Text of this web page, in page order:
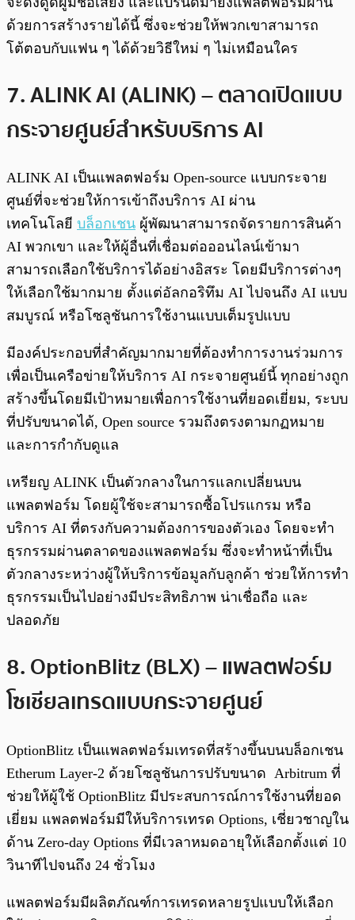
ด้วยการสร้างรายได้นี้ ซึ่งจะช่วยให้พวกเขาสามารถ
โต้ตอบกับแฟน ๆ ได้ด้วยวิธีใหม่ ๆ ไม่เหมือนใคร
7. ALINK AI (ALINK) – ตลาดเปิดแบบ
กระจายศูนย์สำหรับบริการ AI
ALINK AI เป็นแพลตฟอร์ม Open-source แบบกระจาย
ศูนย์ที่จะช่วยให้การเข้าถึงบริการ AI ผ่าน
เทคโนโลยี บล็อกเชน ผู้พัฒนาสามารถจัดรายการสินค้า
AI พวกเขา และให้ผู้อื่นที่เชื่อมต่อออนไลน์เข้ามา
สามารถเลือกใช้บริการได้อย่างอิสระ โดยมีบริการต่างๆ
ให้เลือกใช้มากมาย ตั้งแต่อัลกอริทึม AI ไปจนถึง AI แบบ
สมบูรณ์ หรือโซลูชันการใช้งานแบบเต็มรูปแบบ
มีองค์ประกอบที่สำคัญมากมายที่ต้องทำการงานร่วมการ
เพื่อเป็นเครือข่ายให้บริการ AI กระจายศูนย์นี้ ทุกอย่างถูก
สร้างขึ้นโดยมีเป้าหมายเพื่อการใช้งานที่ยอดเยี่ยม, ระบบ
ที่ปรับขนาดได้, Open source รวมถึงตรงตามกฏหมาย
และการกำกับดูแล
เหรียญ ALINK เป็นตัวกลางในการแลกเปลี่ยนบน
แพลตฟอร์ม โดยผู้ใช้จะสามารถซื้อโปรแกรม หรือ
บริการ AI ที่ตรงกับความต้องการของตัวเอง โดยจะทำ
ธุรกรรมผ่านตลาดของแพลตฟอร์ม ซึ่งจะทำหน้าที่เป็น
ตัวกลางระหว่างผู้ให้บริการข้อมูลกับลูกค้า ช่วยให้การทำ
ธุรกรรมเป็นไปอย่างมีประสิทธิภาพ น่าเชื่อถือ และ
ปลอดภัย
8. OptionBlitz (BLX) – แพลตฟอร์ม
โซเชียลเทรดแบบกระจายศูนย์
OptionBlitz เป็นแพลตฟอร์มเทรดที่สร้างขึ้นบนบล็อกเชน
Etherum Layer-2 ด้วยโซลูชันการปรับขนาด Arbitrum ที่
ช่วยให้ผู้ใช้ OptionBlitz มีประสบการณ์การใช้งานที่ยอด
เยี่ยม แพลตฟอร์มมีให้บริการเทรด Options, เชี่ยวชาญใน
ด้าน Zero-day Options ที่มีเวลาหมดอายุให้เลือกตั้งแต่ 10
วินาทีไปจนถึง 24 ชั่วโมง
แพลตฟอร์มมีผลิตภัณฑ์การเทรดหลายรูปแบบให้เลือก